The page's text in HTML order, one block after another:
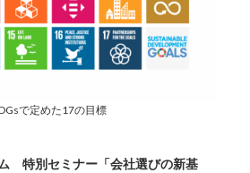
で定めた17の目標
特別セミナー「会社選びの新基